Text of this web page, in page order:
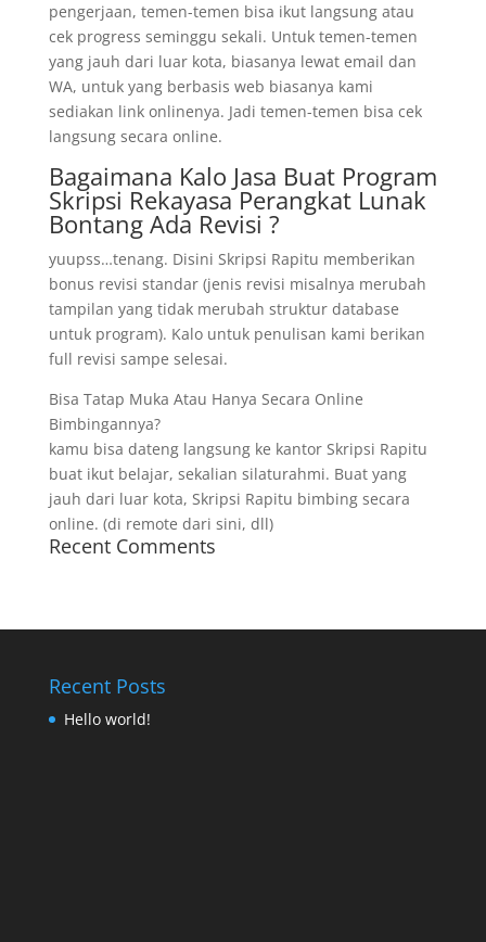
pengerjaan, temen-temen bisa ikut langsung atau
cek progress seminggu sekali. Untuk temen-temen
yang jauh dari luar kota, biasanya lewat email dan
WA, untuk yang berbasis web biasanya kami
sediakan link onlinenya. Jadi temen-temen bisa cek
langsung secara online.
Bagaimana Kalo Jasa Buat Program
Skripsi Rekayasa Perangkat Lunak
Bontang Ada Revisi ?
yuupss…tenang. Disini Skripsi Rapitu memberikan
bonus revisi standar (jenis revisi misalnya merubah
tampilan yang tidak merubah struktur database
untuk program). Kalo untuk penulisan kami berikan
full revisi sampe selesai.
Bisa Tatap Muka Atau Hanya Secara Online
Bimbingannya?
kamu bisa dateng langsung ke kantor Skripsi Rapitu
buat ikut belajar, sekalian silaturahmi. Buat yang
jauh dari luar kota, Skripsi Rapitu bimbing secara
online. (di remote dari sini, dll)
Recent Comments
Recent Posts
Hello world!